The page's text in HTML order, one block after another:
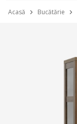
Acasă Bucătărie